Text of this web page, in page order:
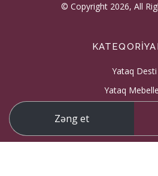
© Copyright 2026, All
Yataq Desti
Yataq
Zəng et